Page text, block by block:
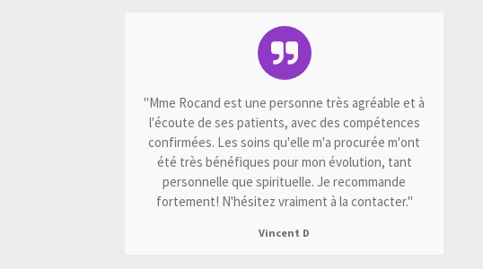
"Mme Rocand est une personne très agréable et à
l'écoute de ses patients, avec des compétences
confirmées. Les soins qu'elle m'a procurée m'ont
été très bénéfiques pour mon évolution, tant
personnelle que spirituelle. Je recommande
fortement! N'hésitez vraiment à la contacter."
Vincent D